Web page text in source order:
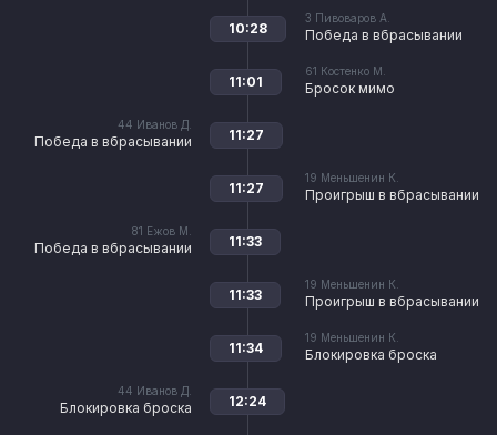
3 Пивоваров А.
Победа в вбрасывании
10:28
61 Костенко М.
Бросок мимо
11:01
44 Иванов Д.
Победа в вбрасывании 11:27
19 Меньшенин К.
Проигрыш в вбрасывании
11:27
81 Ежов М.
Победа в вбрасывании 11:33
19 Меньшенин К.
Проигрыш в вбрасывании
11:33
19 Меньшенин К.
Блокировка броска
11:34
44 Иванов Д.
Блокировка броска 12:24